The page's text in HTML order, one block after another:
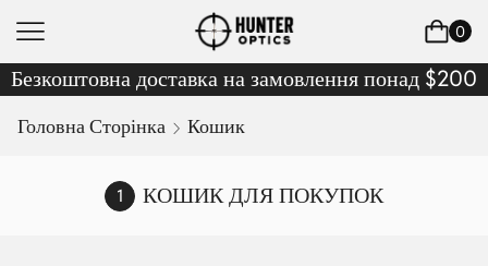
0
Безкоштовна доставка на замовлення понад $200
Головна Сторінка Кошик
КОШИК ДЛЯ ПОКУПОК